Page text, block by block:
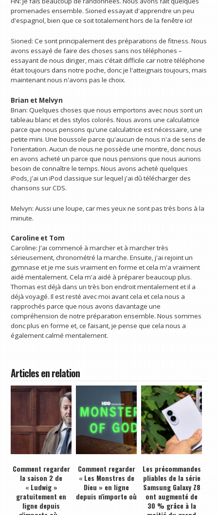
promenades ensemble. Sioned essayait d'apprendre un peu
d'espagnol, bien que ce soit totalement hors de la fenêtre ici!
Sioned: Ce sont principalement des préparations de fitness. Nous
avons essayé de faire des choses sans nos téléphones –
essayant de nous diriger, mais c'était difficile car notre téléphone
était toujours dans notre poche, donc je l'atteignais toujours, mais
maintenant nous n'avons pas le choix.
Brian et Melvyn
Brian: Quelques choses que nous emportons avec nous sont un
tableau blanc et des stylos colorés. Nous avons une calculatrice
parce que nous pensons qu'une calculatrice est nécessaire, une
petite mini. Une boussole parce qu'aucun de nous n'a de sens de
l'orientation. Aucun de nous ne possède une montre, donc nous
en avons acheté un parce que nous pensions que nous aurions
besoin de connaître le temps. Nous avons acheté quelques
iPods, j'ai un iPod classique sur lequel j'ai dû télécharger des
chansons sur CDS.
Melvyn: Aussi une loupe, car mes yeux ne sont pas très bons à la
minute.
Caroline et Tom
Caroline: J'ai commencé à marcher et à marcher très
sérieusement, chronométré la marche. Ensuite, j'ai rejoint un
gymnase et je me suis vraiment en forme et cela m'a vraiment
aidé mentalement. Cela m'a aidé à préparer beaucoup plus.
Thomas est déjà dans un très bon endroit mentalement et il a
déjà voyagé. Il est resté avec moi avant cela et cela nous a
rapprochés parce que nous avons davantage une
compréhension de notre préparation ensemble. Nous sommes
donc plus en forme et, ce faisant, je pense que cela nous a
également calmé mentalement.
Articles en relation
Comment regarder
la saison 2 de
« Ludwig »
gratuitement en
ligne depuis
Comment regarder
« Les Monstres de
Dieu » en ligne
depuis n'importe où
Les précommandes
pliables de la série
Samsung Galaxy Z8
ont augmenté de
30 % grâce à la